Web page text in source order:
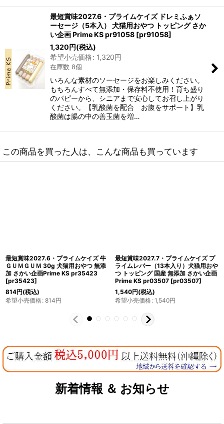
最短賞味2027.6・プライムケイズ ドレミふぁソ
ーセージ（5本入） 犬猫用おやつ トッピング さか
い企画 Prime KS pr91058 [pr91058]
1,320円(税込)
希望小売価格: 1,320円
在庫数 8個
いろんな素材のソーセージをお楽しみください。
もちろんすべて無添加・保存料不使用！育ち盛り
のパピーから、シニアまで安心してお召し上がり
ください。【乳酸菌を配合 お腹をサポート】乳
酸菌は腸の中の善玉菌を増…
この商品を買った人は、こんな商品も買っています
最短賞味2027.5・プライムケイズ プ
ライムレバー（6本入り）犬猫用おや
つ 国産 無添加 さかい企画 Prime KS
pr03491 [pr03491
770円(税込)
希望小売価格: 770円
最短賞味2027.6・プライムケイズ プ
ライムチーズとレバーMixパック 各8
本/犬猫用おやつPrime KSさかい企画
pr32316/3231 [pr32316]
2,068円(税込)
希望小売価格: 2,068円
新着情報 ＆ お知らせ